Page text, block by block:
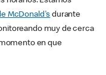
McDonald's durante
muy de cerca
en que